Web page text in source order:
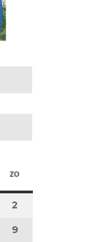
zo
2026
2
2026 2026
9